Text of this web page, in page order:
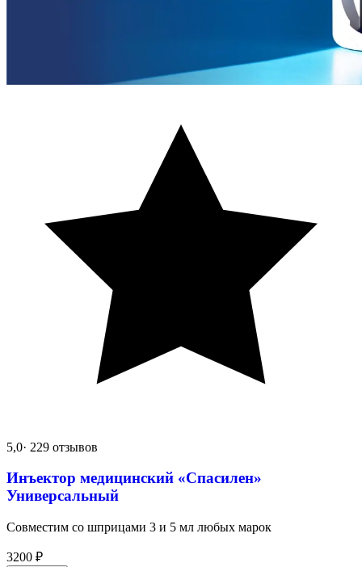
5,0· 229 отзывов
Инъектор медицинский «Спасилен»
Универсальный
Совместим со шприцами 3 и 5 мл любых марок
3200 ₽